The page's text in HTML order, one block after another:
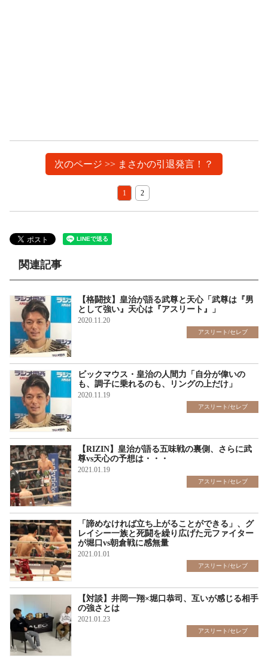
次のページ >> まさかの引退発言！？
1 2
関連記事
【格闘技】皇治が語る武尊と天心「武尊は『男
として強い』天心は『アスリート』」
2020.11.20
アスリート/セレブ
ビックマウス・皇治の人間力「自分が偉いの
も、調子に乗れるのも、リングの上だけ」
2020.11.19
アスリート/セレブ
【RIZIN】皇治が語る五味戦の裏側、さらに武
尊vs天心の予想は・・・
2021.01.19
アスリート/セレブ
「諦めなければ立ち上がることができる」、グ
レイシー一族と死闘を繰り広げた元ファイター
が堀口vs朝倉戦に感無量
2021.01.01
アスリート/セレブ
【対談】井岡一翔×堀口恭司、互いが感じる相手
の強さとは
2021.01.23
アスリート/セレブ